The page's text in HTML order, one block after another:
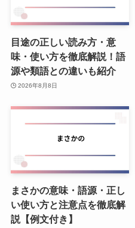
目途の正しい読み方・意
味・使い方を徹底解説！語
源や類語との違いも紹介
2026年8月8日
まさかの意味・語源・正し
い使い方と注意点を徹底解
説【例文付き】